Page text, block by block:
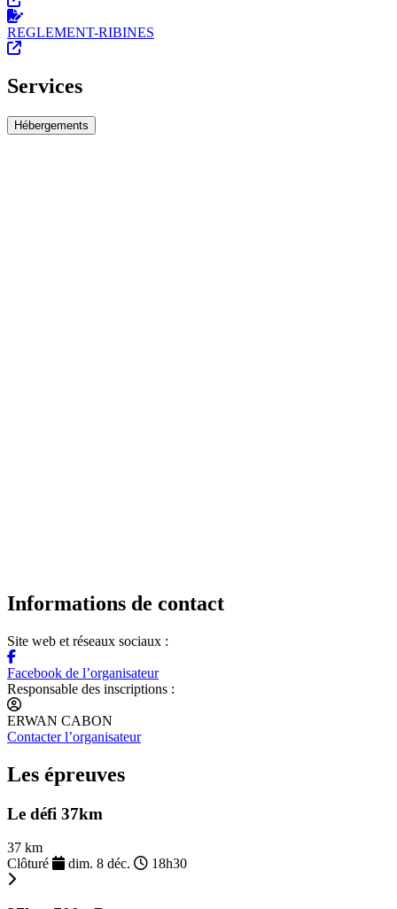
REGLEMENT-RIBINES
Services
Hébergements
Informations de contact
Site web et réseaux sociaux :
Facebook de l’organisateur
Responsable des inscriptions :
ERWAN CABON
Contacter l’organisateur
Les épreuves
Le défi 37km
37 km
Clôturé
dim. 8 déc. 18h30